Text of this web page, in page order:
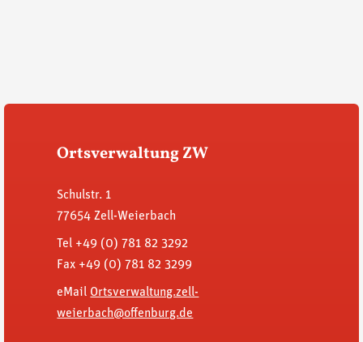
Ortsverwaltung ZW
Schulstr. 1
77654 Zell-Weierbach
Tel +49 (0) 781 82 3292
Fax +49 (0) 781 82 3299
eMail Ortsverwaltung.zell-
weierbach@offenburg.de